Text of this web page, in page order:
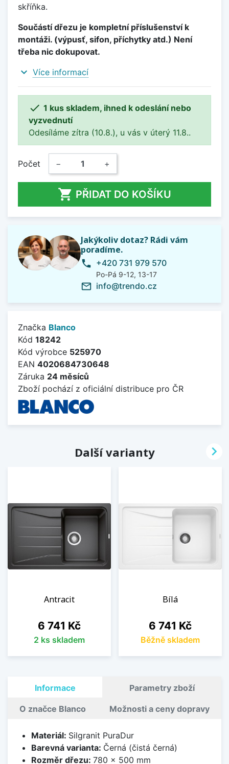
skříňka.
Součástí dřezu je kompletní příslušenství k
montáži. (výpusť, sifon, příchytky atd.) Není
třeba nic dokupovat.
expand_more Více informací
 1 kus skladem, ihned k odeslání nebo
vyzvednutí
Odesíláme zítra (10.8.), u vás v úterý 11.8..
Počet − +
 PŘIDAT DO KOŠÍKU
Jakýkoliv dotaz? Rádi vám
poradíme.
phone +420 731 979 570
Po-Pá 9-12, 13-17
mail_outline info@trendo.cz
Značka Blanco
Kód 18242
Kód výrobce 525970
EAN 4020684730648
Záruka 24 měsíců
Zboží pochází z oficiální distribuce pro ČR
Další varianty
Antracit
Cena
6 741 Kč
2 ks skladem
Bílá
Cena
6 741 Kč
Běžně skladem

Informace Parametry zboží
O značce Blanco Možnosti a ceny dopravy
Materiál: Silgranit PuraDur
Barevná varianta: Černá (čistá černá)
Rozměr dřezu: 780 x 500 mm